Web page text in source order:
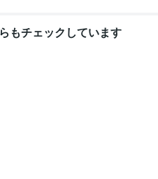
もチェックしています